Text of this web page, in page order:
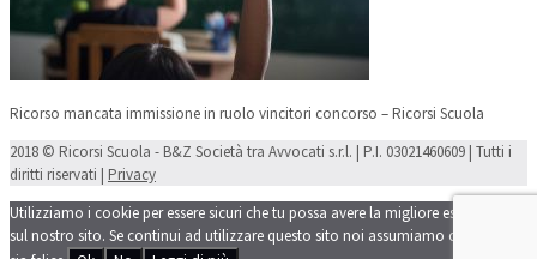
Ricorso mancata immissione in ruolo vincitori concorso – Ricorsi Scuola
2018 © Ricorsi Scuola - B&Z Società tra Avvocati s.r.l. | P.I. 03021460609 | Tutti i
diritti riservati | Privacy
Utilizziamo i cookie per essere sicuri che tu possa avere la migliore esperienza
sul nostro sito. Se continui ad utilizzare questo sito noi assumiamo che tu ne